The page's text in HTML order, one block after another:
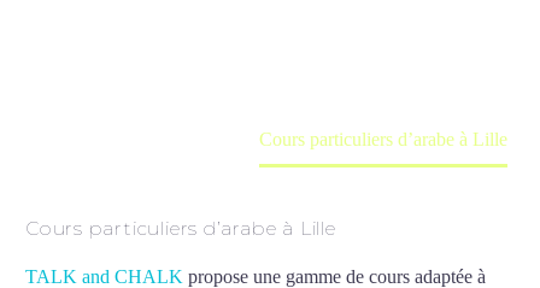
Cours particuliers d’arabe à Lille
Cours particuliers d’arabe à Lille
TALK and CHALK propose une gamme de cours adaptée à